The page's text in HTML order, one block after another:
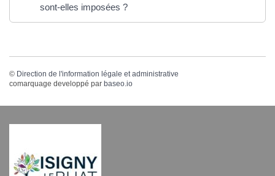
sont-elles imposées ?
© Direction de l'information légale et administrative
comarquage developpé par baseo.io